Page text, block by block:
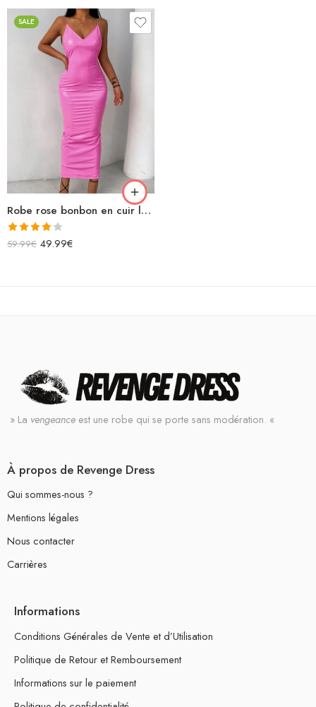
SALE
Robe rose bonbon en cuir longue bretelles spaghettis
Note
59.99€ 49.99€
» La vengeance est une robe qui se porte sans modération. «
À propos de Revenge Dress
Qui sommes-nous ?
Mentions légales
Nous contacter
Carrières
Informations
Conditions Générales de Vente et d’Utilisation
Politique de Retour et Remboursement
Informations sur le paiement